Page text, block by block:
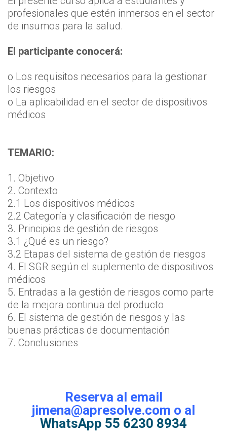
profesionales que estén inmersos en el sector
de insumos para la salud.
El participante conocerá:
o Los requisitos necesarios para la gestionar
los riesgos
o La aplicabilidad en el sector de dispositivos
médicos
TEMARIO:
1. Objetivo
2. Contexto
2.1 Los dispositivos médicos
2.2 Categoría y clasificación de riesgo
3. Principios de gestión de riesgos
3.1 ¿Qué es un riesgo?
3.2 Etapas del sistema de gestión de riesgos
4. El SGR según el suplemento de dispositivos
médicos
5. Entradas a la gestión de riesgos como parte
de la mejora continua del producto
6. El sistema de gestión de riesgos y las
buenas prácticas de documentación
7. Conclusiones
Reserva al email
jimena@apresolve.com o al
WhatsApp 55 6230 8934